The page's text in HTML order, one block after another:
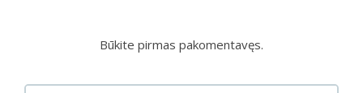
Būkite pirmas pakomentavęs.